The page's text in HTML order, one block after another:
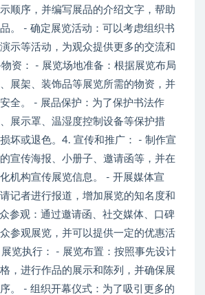
顺序，并编写展品的介绍文字，帮助
。 - 确定展览活动：可以考虑组织书
示等活动，为观众提供更多的交流和
资： - 展览场地准备：根据展览布局
展架、装饰品等展览所需的物资，并
全。 - 展品保护：为了保护书法作
展示罩、温湿度控制设备等保护措
坏或退色。4. 宣传和推广： - 制作宣
宣传海报、小册子、邀请函等，并在
机构宣传展览信息。 - 开展媒体宣
记者进行报道，增加展览的知名度和
参观：通过邀请函、社交媒体、口碑
参观展览，并可以提供一定的优惠活
览执行： - 展览布置：按照事先设计
，进行作品的展示和陈列，并确保展
。 - 组织开幕仪式：为了吸引更多的